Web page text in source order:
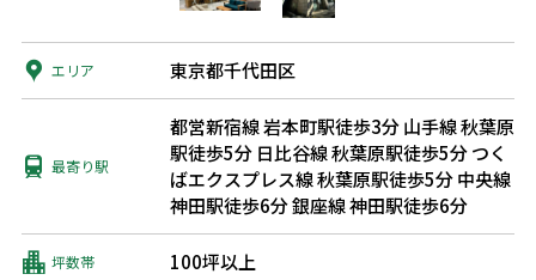
エリア 東京都千代田区
最寄り駅
都営新宿線 岩本町駅徒歩3分山手線 秋葉原
駅徒歩5分日比谷線 秋葉原駅徒歩5分つく
ばエクスプレス線 秋葉原駅徒歩5分中央線
神田駅徒歩6分銀座線 神田駅徒歩6分
坪数帯 100坪以上